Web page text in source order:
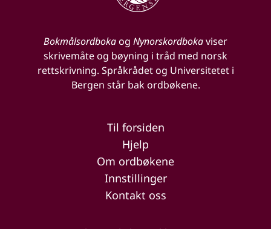
Bokmålsordbokaog Nynorskordbokaviser
skrivemåte og bøyning i tråd med norsk
rettskrivning. Språkrådet og Universitetet i
Bergen står bak ordbøkene.
Til forsiden
Hjelp
Om ordbøkene
Innstillinger
Kontakt oss